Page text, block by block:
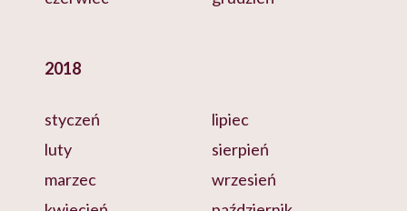
2018
styczeń
luty
marzec
lipiec
sierpień
wrzesień